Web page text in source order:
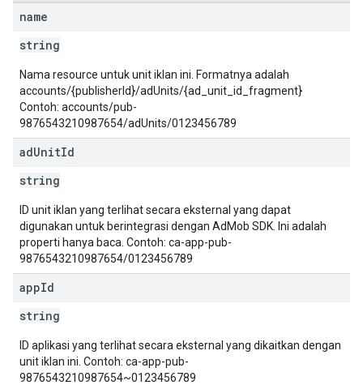
name
string
Nama resource untuk unit iklan ini. Formatnya adalah
accounts/{publisherId}/adUnits/{ad_unit_id_fragment}
Contoh: accounts/pub-
9876543210987654/adUnits/0123456789
adUnitId
string
ID unit iklan yang terlihat secara eksternal yang dapat
digunakan untuk berintegrasi dengan AdMob SDK. Ini adalah
properti hanya baca. Contoh: ca-app-pub-
9876543210987654/0123456789
appId
string
ID aplikasi yang terlihat secara eksternal yang dikaitkan dengan
unit iklan ini. Contoh: ca-app-pub-
9876543210987654~0123456789